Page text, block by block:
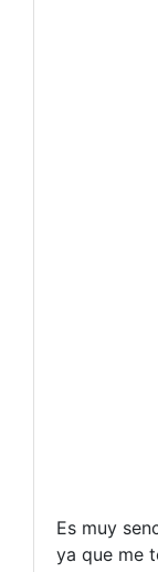
Es muy
ya que me